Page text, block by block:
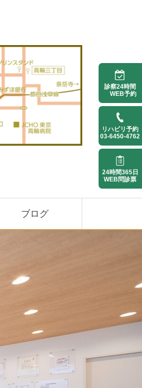
ブログ
診察24時間
WEB予約
リハビリ予約
03-6450-4762
24時間365日
WEB問診票